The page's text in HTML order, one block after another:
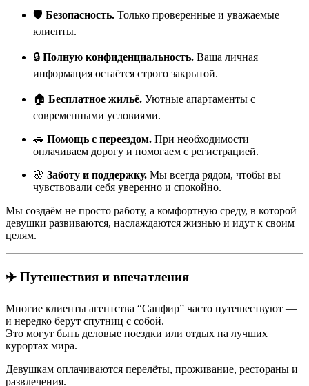
🛡 Безопасность. Только проверенные и уважаемые
клиенты.
🔒 Полную конфиденциальность. Ваша личная
информация остаётся строго закрытой.
🏠 Бесплатное жильё. Уютные апартаменты с
современными условиями.
🚗 Помощь с переездом. При необходимости
оплачиваем дорогу и помогаем с регистрацией.
🌸 Заботу и поддержку. Мы всегда рядом, чтобы вы
чувствовали себя уверенно и спокойно.
Мы создаём не просто работу, а комфортную среду, в которой
девушки развиваются, наслаждаются жизнью и идут к своим
целям.
✈️ Путешествия и впечатления
Многие клиенты агентства “Сапфир” часто путешествуют —
и нередко берут спутниц с собой.
Это могут быть деловые поездки или отдых на лучших
курортах мира.
Девушкам оплачиваются перелёты, проживание, рестораны и
развлечения.